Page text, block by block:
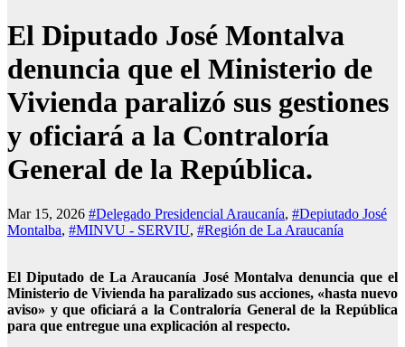
El Diputado José Montalva
denuncia que el Ministerio de
Vivienda paralizó sus gestiones
y oficiará a la Contraloría
General de la República.
Mar 15, 2026 #Delegado Presidencial Araucanía, #Depiutado José
Montalba, #MINVU - SERVIU, #Región de La Araucanía
El Diputado de La Araucanía José Montalva denuncia que el
Ministerio de Vivienda ha paralizado sus acciones, «hasta nuevo
aviso» y que oficiará a la Contraloría General de la República
para que entregue una explicación al respecto.